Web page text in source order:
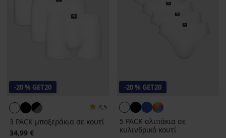
-20 % GET20
4,5
3 PACK μποξεράκια σε κουτί
34,99 €
-20 % GET20
5 PACK σλιπάκια σε
κυλινδρικό κουτί